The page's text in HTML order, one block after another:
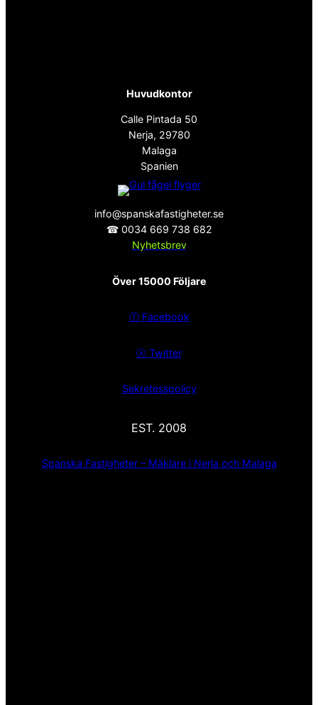
Huvudkontor
Calle Pintada 50
Nerja, 29780
Malaga
Spanien
info@spanskafastigheter.se
☎ 0034 669 738 682
Nyhetsbrev
Över 15000 Följare
ⓕ Facebook
ⓧ Twitter
Sekretesspolicy
EST. 2008
Spanska Fastigheter – Mäklare i Nerja och Malaga